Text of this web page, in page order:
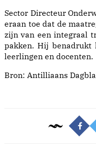
Sector Directeur
eraan toe dat de
zijn van een integraal
pakken. Hij benadrukt
leerlingen en docenten.
Bron: Antilliaans